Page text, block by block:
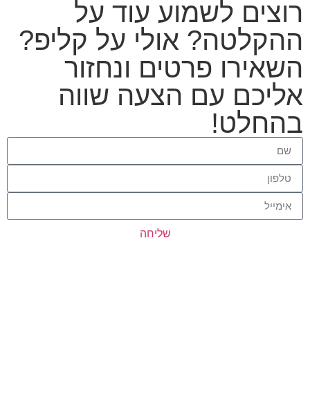
רוצים לשמוע עוד על
ההקלטה? אולי על קליפ?
השאירו פרטים ונחזור
אליכם עם הצעה שווה
בהחלט!
שליחה